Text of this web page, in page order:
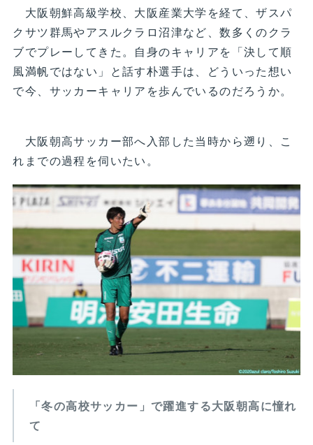
大阪朝鮮高級学校、大阪産業大学を経て、ザスパ
クサツ群馬やアスルクラロ沼津など、数多くのクラ
ブでプレーしてきた。自身のキャリアを「決して順
風満帆ではない」と話す朴選手は、どういった想い
で今、サッカーキャリアを歩んでいるのだろうか。
大阪朝高サッカー部へ入部した当時から遡り、こ
れまでの過程を伺いたい。
「冬の高校サッカー」で躍進する大阪朝高に憧れ
て